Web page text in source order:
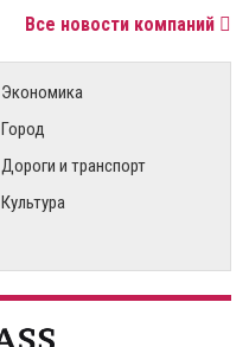
Все новости компаний
Экономика
Город
Дороги и транспорт
Культура